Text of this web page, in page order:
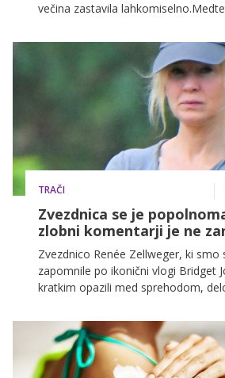
večina zastavila
prazen pretisni omot
za olajšanje naredila skoraj vse. V
razkrivamo tisto, kar v tem slučaju
TRAČI
Zvezdnica se je
zlobni komentarji je ne
Zvezdnico Renée Zellweger, ki smo
zapomnile po ikonični vlogi Bridget
kratkim opazili med sprehodom,